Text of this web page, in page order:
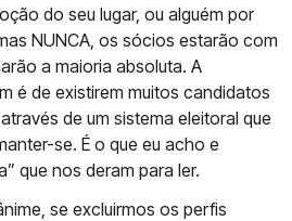
do seu lugar, ou alguém por
NUNCA, os sócios estarão com
a maioria absoluta. A
é de existirem muitos candidatos
de um sistema eleitoral que
se. É o que eu acho e
que nos deram para ler.
se excluirmos os perfis